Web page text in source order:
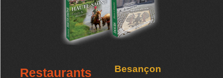
Restaurants Besançon